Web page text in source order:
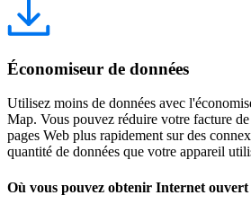
Économiseur de données
Utilisez moins de données avec
Map. Vous pouvez réduire votre facture
pages Web plus rapidement sur des
quantité de données que votre appareil
Où vous pouvez obtenir Internet